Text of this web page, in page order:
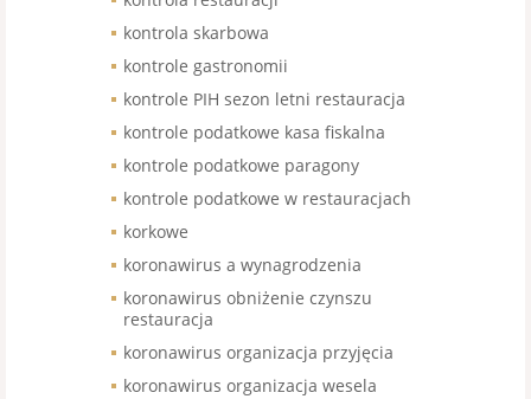
kontrola skarbowa
kontrole gastronomii
kontrole PIH sezon letni restauracja
kontrole podatkowe kasa fiskalna
kontrole podatkowe paragony
kontrole podatkowe w restauracjach
korkowe
koronawirus a wynagrodzenia
koronawirus obniżenie czynszu
restauracja
koronawirus organizacja przyjęcia
koronawirus organizacja wesela